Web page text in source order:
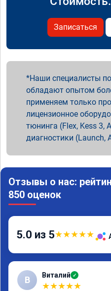
Записаться
Наши специалисты
обладают опытом
применяем только
лицензионное
тюнинга (Flex, Kess 3,
диагностики (Launch,
Отзывы о нас:
850 оценок
5.0 из 5★★★★★
В Виталий ✓
★★★★★